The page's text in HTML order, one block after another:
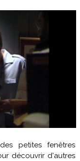
petites fenêtres
découvrir d'autres